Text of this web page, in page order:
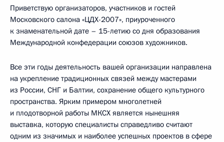
Приветствую организаторов, участников и гостей
Московского салона «ЦДХ-2007», приуроченного
к знаменательной дате – 15-летию со дня образования
Международной конфедерации союзов художников.
Все эти годы деятельность вашей организации направлена
на укрепление традиционных связей между мастерами
из России, СНГ и Балтии, сохранение общего культурного
пространства. Ярким примером многолетней
и плодотворной работы МКСХ является нынешняя
выставка, которую специалисты справедливо считают
одним из значимых и наиболее успешных проектов в сфере